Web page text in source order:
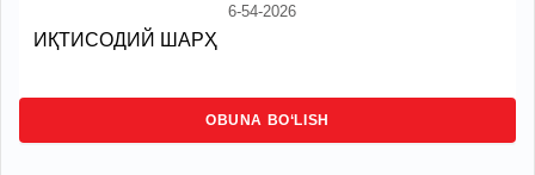
6-54-2026
ИҚТИСОДИЙ ШАРҲ
OBUNA BO‘LISH